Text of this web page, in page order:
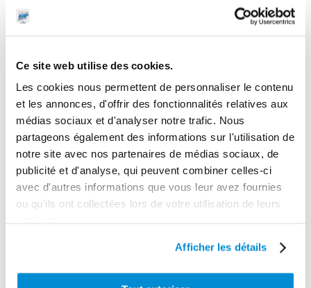
Ce site web utilise des cookies.
Les cookies nous permettent de personnaliser le contenu
et les annonces, d'offrir des fonctionnalités relatives aux
médias sociaux et d'analyser notre trafic. Nous
partageons également des informations sur l'utilisation de
notre site avec nos partenaires de médias sociaux, de
publicité et d'analyse, qui peuvent combiner celles-ci
avec d'autres informations que vous leur avez fournies
ou qu'ils ont collectées lors de votre utilisation de leurs
Afficher les détails
Pivot
enrouleur “Type